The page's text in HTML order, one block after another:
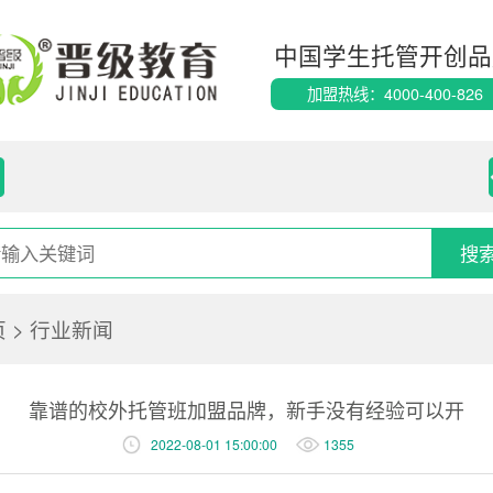
中国学生托管开创
加盟热线：4000-400-826
>行业新闻
靠谱的校外托管班加盟品牌，新手没有经验可以开
2022-08-01 15:00:00 1355